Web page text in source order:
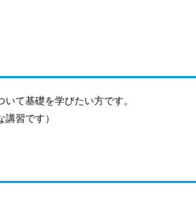
て基礎を学びたい方です。
講習です）